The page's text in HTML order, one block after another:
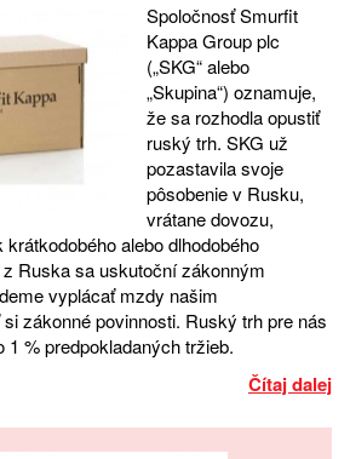
Spoločnosť Smurfit
Kappa Group plc
(„SKG“ alebo
„Skupina“) oznamuje,
že sa rozhodla opustiť
ruský trh. SKG už
pozastavila svoje
pôsobenie v Rusku,
vrátane dovozu,
alebo dlhodobého
Ruska sa uskutoční zákonným
vyplácať mzdy našim
zákonné povinnosti. Ruský trh pre nás
1 % predpokladaných tržieb.
Čítaj dalej